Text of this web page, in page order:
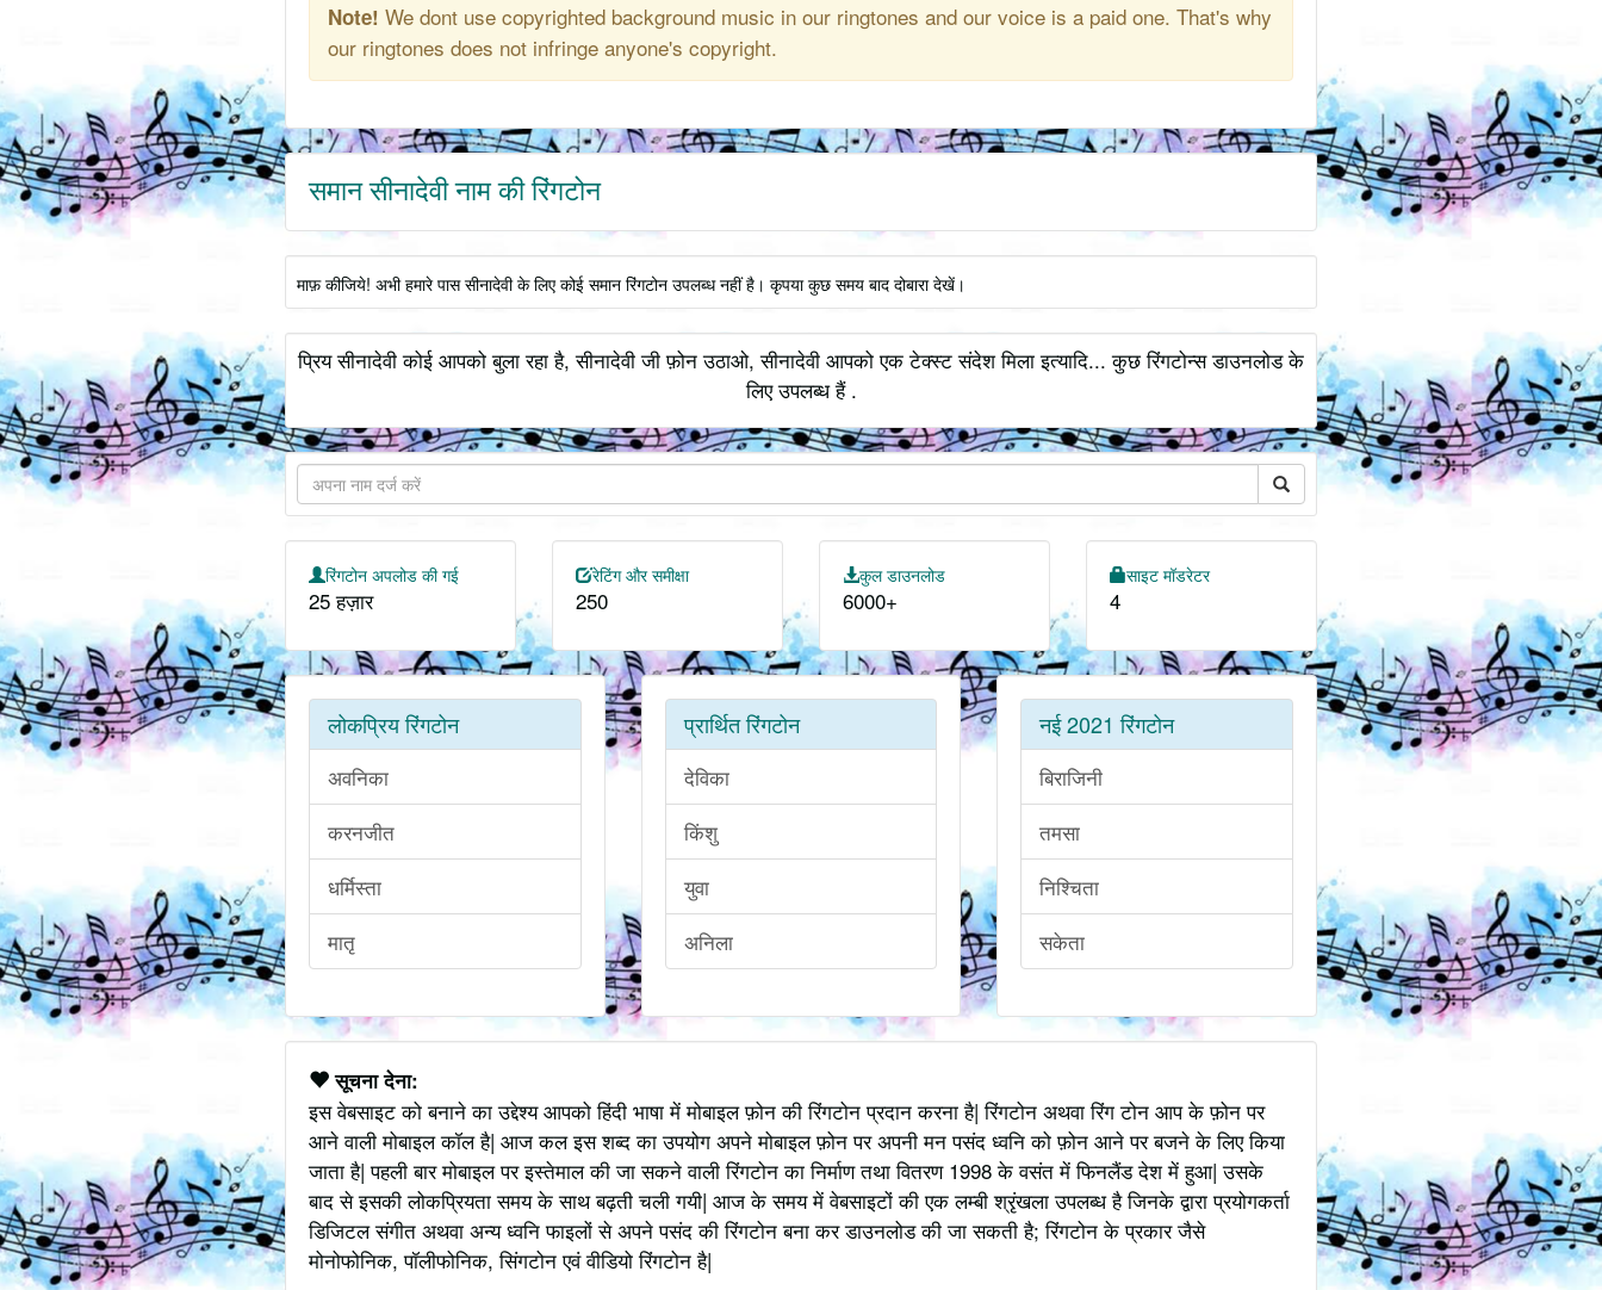
Note! We dont use copyrighted background music in our ringtones and our voice is a paid one. That's why
our ringtones does not infringe anyone's copyright.
समान सीनादेवी नाम की रिंगटोन
माफ़ कीजिये! अभी हमारे पास सीनादेवी के लिए कोई समान रिंगटोन उपलब्ध नहीं है। कृपया कुछ समय बाद दोबारा देखें।
प्रिय सीनादेवी कोई आपको बुला रहा है, सीनादेवी जी फ़ोन उठाओ, सीनादेवी आपको एक टेक्स्ट संदेश मिला इत्यादि... कुछ रिंगटोन्स डाउनलोड के
लिए उपलब्ध हैं .
रिंगटोन अपलोड की गई
25 हज़ार
रेटिंग और समीक्षा
250
कुल डाउनलोड
6000+
साइट मॉडरेटर
4
लोकप्रिय रिंगटोन
अवनिका
करनजीत
धर्मिस्ता
मातृ
प्रार्थित रिंगटोन
देविका
किंशु
युवा
अनिला
नई 2021 रिंगटोन
बिराजिनी
तमसा
निश्चिता
सकेता
सूचना देना:
इस वेबसाइट को बनाने का उद्देश्य आपको हिंदी भाषा में मोबाइल फ़ोन की रिंगटोन प्रदान करना है| रिंगटोन अथवा रिंग टोन आप के फ़ोन पर
आने वाली मोबाइल कॉल है| आज कल इस शब्द का उपयोग अपने मोबाइल फ़ोन पर अपनी मन पसंद ध्वनि को फ़ोन आने पर बजने के लिए किया
जाता है| पहली बार मोबाइल पर इस्तेमाल की जा सकने वाली रिंगटोन का निर्माण तथा वितरण 1998 के वसंत में फिनलैंड देश में हुआ| उसके
बाद से इसकी लोकप्रियता समय के साथ बढ़ती चली गयी| आज के समय में वेबसाइटों की एक लम्बी श्रृंखला उपलब्ध है जिनके द्वारा प्रयोगकर्ता
डिजिटल संगीत अथवा अन्य ध्वनि फाइलों से अपने पसंद की रिंगटोन बना कर डाउनलोड की जा सकती है; रिंगटोन के प्रकार जैसे
मोनोफोनिक, पॉलीफोनिक, सिंगटोन एवं वीडियो रिंगटोन है|